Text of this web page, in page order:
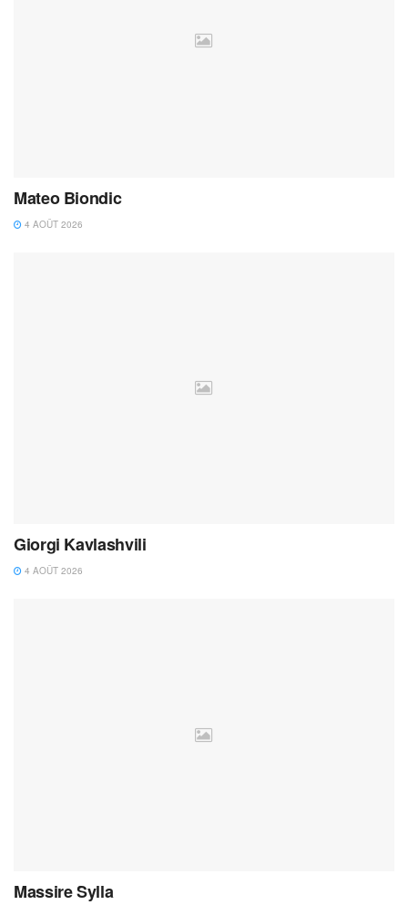
Mateo Biondic
4 AOÛT 2026
Giorgi Kavlashvili
4 AOÛT 2026
Massire Sylla